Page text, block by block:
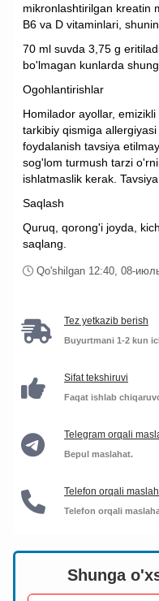
mikronlashtirilgan kreatin
B6 va D vitaminlari,
70 ml suvda 3,75 g
bo'lmagan kunlarda
Ogohlantirishlar
Homilador ayollar,
tarkibiy qismiga
foydalanish tavsiya
sog'lom turmush tarzi
ishlatmaslik kerak.
Saqlash
Quruq, qorong'i joyda,
saqlang.
Qo'shilgan 12:40, 08-
Tez yetkazib berish
Buyurtmani 1-2 kun
Sifat tekshiruvi
Faqat ishlab
Telegram orqali
Bepul maslahat.
Telefon orqali
Telefon orqali
Shunga